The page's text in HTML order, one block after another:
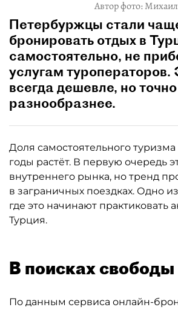
Автор фото:
Петербуржцы стали
бронировать отдых в
самостоятельно, не
услугам туроператоров.
всегда дешевле, но точно
разнообразнее.
Доля самостоятельного
годы растёт. В первую очередь
внутреннего рынка, но тренд
в заграничных поездках. Одно
где это начинают практиковать
Турция.
В поисках свободы
По данным сервиса онлайн-